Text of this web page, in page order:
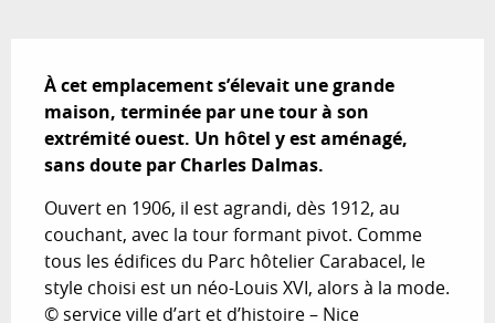
À cet emplacement s’élevait une grande
maison, terminée par une tour à son
extrémité ouest. Un hôtel y est aménagé,
sans doute par Charles Dalmas.
Ouvert en 1906, il est agrandi, dès 1912, au
couchant, avec la tour formant pivot. Comme
tous les édifices du Parc hôtelier Carabacel, le
style choisi est un néo-Louis XVI, alors à la mode.
© service ville d’art et d’histoire – Nice